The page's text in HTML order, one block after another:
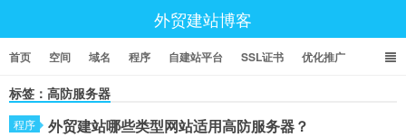
外贸建站博客
首页 空间 域名 程序 自建站平台 SSL证书 优化推广
标签：高防服务器
程序 外贸建站哪些类型网站适用高防服务器？